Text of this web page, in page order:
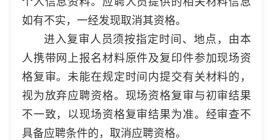
如有不实，一经发现取消其资格。
进入复审人员须按指定时间、地点，由本
人携带网上报名材料原件及复印件参加现场资
格复审。未能在规定时间内提交有关材料的，
视为放弃应聘资格。现场资格复审与初审结果
不一致，以现场资格复审结果为准。经审查不
具备应聘条件的，取消应聘资格。